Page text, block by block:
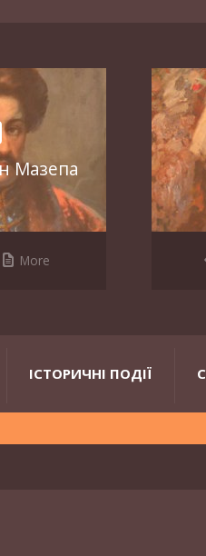
Мазепа
More
ІСТОРИЧНІ ПОДІЇ